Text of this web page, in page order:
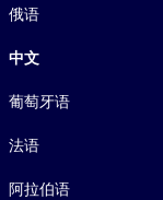
俄语
中文
葡萄牙语
法语
阿拉伯语